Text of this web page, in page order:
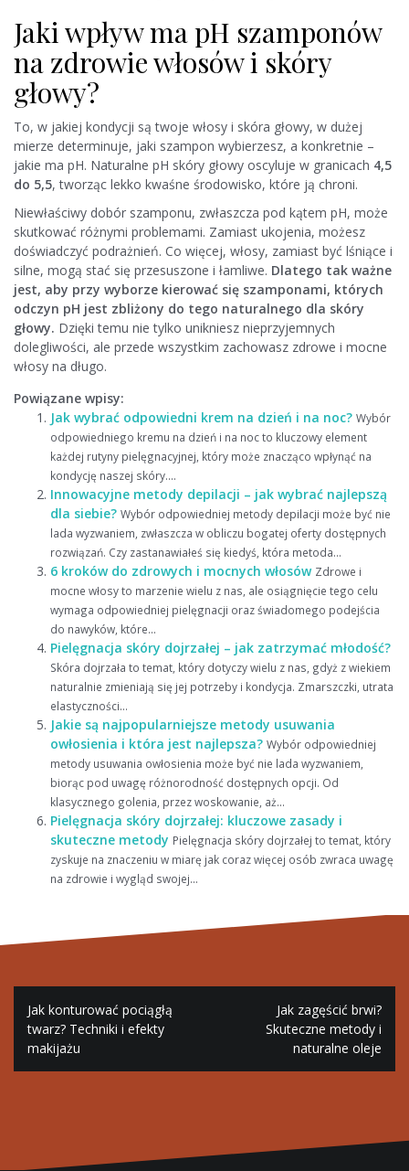
Jaki wpływ ma pH szamponów
na zdrowie włosów i skóry
głowy?
To, w jakiej kondycji są twoje włosy i skóra głowy, w dużej
mierze determinuje, jaki szampon wybierzesz, a konkretnie –
jakie ma pH. Naturalne pH skóry głowy oscyluje w granicach 4,5
do 5,5, tworząc lekko kwaśne środowisko, które ją chroni.
Niewłaściwy dobór szamponu, zwłaszcza pod kątem pH, może
skutkować różnymi problemami. Zamiast ukojenia, możesz
doświadczyć podrażnień. Co więcej, włosy, zamiast być lśniące i
silne, mogą stać się przesuszone i łamliwe. Dlatego tak ważne
jest, aby przy wyborze kierować się szamponami, których
odczyn pH jest zbliżony do tego naturalnego dla skóry
głowy. Dzięki temu nie tylko unikniesz nieprzyjemnych
dolegliwości, ale przede wszystkim zachowasz zdrowe i mocne
włosy na długo.
Powiązane wpisy:
Jak wybrać odpowiedni krem na dzień i na noc? Wybór
odpowiedniego kremu na dzień i na noc to kluczowy element
każdej rutyny pielęgnacyjnej, który może znacząco wpłynąć na
kondycję naszej skóry....
Innowacyjne metody depilacji – jak wybrać najlepszą
dla siebie? Wybór odpowiedniej metody depilacji może być nie
lada wyzwaniem, zwłaszcza w obliczu bogatej oferty dostępnych
rozwiązań. Czy zastanawiałeś się kiedyś, która metoda...
6 kroków do zdrowych i mocnych włosów Zdrowe i
mocne włosy to marzenie wielu z nas, ale osiągnięcie tego celu
wymaga odpowiedniej pielęgnacji oraz świadomego podejścia
do nawyków, które...
Pielęgnacja skóry dojrzałej – jak zatrzymać młodość?
Skóra dojrzała to temat, który dotyczy wielu z nas, gdyż z wiekiem
naturalnie zmieniają się jej potrzeby i kondycja. Zmarszczki, utrata
elastyczności...
Jakie są najpopularniejsze metody usuwania
owłosienia i która jest najlepsza? Wybór odpowiedniej
metody usuwania owłosienia może być nie lada wyzwaniem,
biorąc pod uwagę różnorodność dostępnych opcji. Od
klasycznego golenia, przez woskowanie, aż...
Pielęgnacja skóry dojrzałej: kluczowe zasady i
skuteczne metody Pielęgnacja skóry dojrzałej to temat, który
zyskuje na znaczeniu w miarę jak coraz więcej osób zwraca uwagę
na zdrowie i wygląd swojej...
Nawigacja
wpisu
Jak konturować pociągłą
twarz? Techniki i efekty
makijażu
Jak zagęścić brwi?
Skuteczne metody i
naturalne oleje